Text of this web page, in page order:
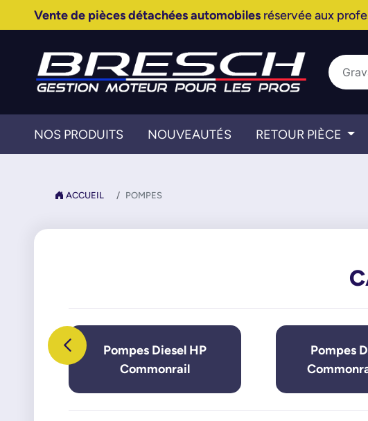
Vente de pièces détachées automobilesréservée aux
NOS PRODUITS NOUVEAUTÉS RETOUR PIÈCE
ACCUEIL POMPES
Pompes Diesel HP
Commonrail
Pompes